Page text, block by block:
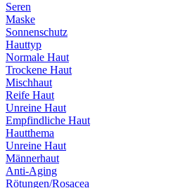
Seren
Maske
Sonnenschutz
Hauttyp
Normale Haut
Trockene Haut
Mischhaut
Reife Haut
Unreine Haut
Empfindliche Haut
Hautthema
Unreine Haut
Männerhaut
Anti-Aging
Rötungen/Rosacea